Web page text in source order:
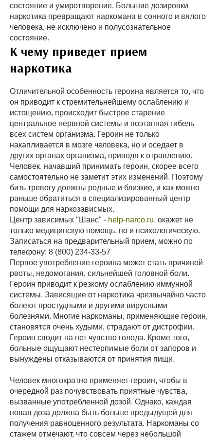
состояние и умиротворение. Большие дозировки
наркотика превращают наркомана в сонного и вялого
человека, не исключено и полусознательное
состояние.
К чему приведет прием
наркотика
Отличительной особенность героина является то, что
он приводит к стремительнейшему ослаблению и
истощению, происходит быстрое старение
центральное нервной системы и поэтапная гибель
всех систем организма. Героин не только
накапливается в мозге человека, но и оседает в
других органах организма, приводя к отравлению.
Человек, начавший принимать героин, скорее всего
самостоятельно не заметит этих изменений. Поэтому
бить тревогу должны родные и близкие, и как можно
раньше обратиться в специализированный центр
помощи для наркозависмых.
Центр зависимых "Шанс" - help-narco.ru, окажет не
только медицинскую помощь, но и психологическую.
Записаться на предварительный прием, можно по
телефону: 8 (800) 234-33-57
Первое употребление героина может стать причиной
рвоты, недомогания, сильнейшей головной боли.
Героин приводит к резкому ослаблению иммунной
системы. Зависящие от наркотика чрезвычайно часто
болеют простудными и другими вирусными
болезнями. Многие наркоманы, применяющие героин,
становятся очень худыми, страдают от дистрофии.
Героин сводит на нет чувство голода. Кроме того,
больные ощущают нестерпимые боли от запоров и
вынуждены отказываются от принятия пищи.
Человек многократно применяет героин, чтобы в
очередной раз почувствовать приятные чувства,
вызванные употребленной дозой. Однако, каждая
новая доза должна быть больше предыдущей для
получения равноценного результата. Наркоманы со
стажем отмечают, что совсем через небольшой